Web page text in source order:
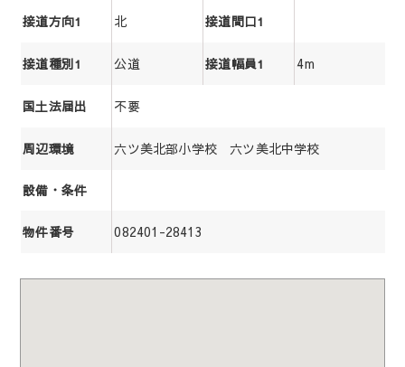
接道方向1 北 接道間口1
接道種別1 公道 接道幅員1 4m
国土法届出 不要
周辺環境 六ツ美北部小学校 六ツ美北中学校
設備・条件
物件番号 082401-28413